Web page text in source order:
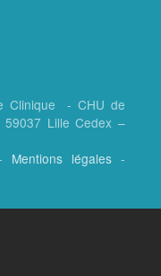
Clinique - CHU de
Lille Cedex –
Mentions légales -